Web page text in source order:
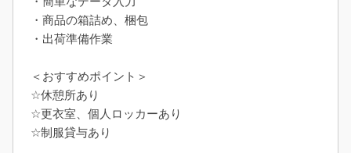
・商品の箱詰め、梱包
・出荷準備作業
＜おすすめポイント＞
☆休憩所あり
☆更衣室、個人ロッカーあり
☆制服貸与あり